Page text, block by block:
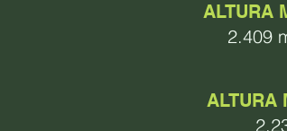
ALTURA
2.409
ALTURA